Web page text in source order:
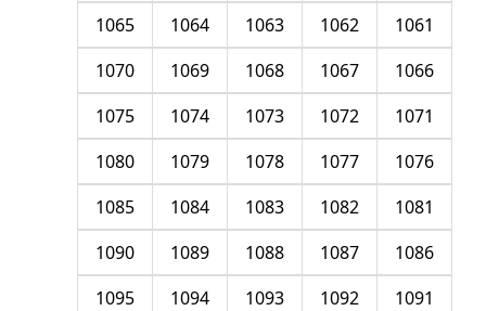
1061
1062
1063
1064
1065
1066
1067
1068
1069
1070
1071
1072
1073
1074
1075
1076
1077
1078
1079
1080
1081
1082
1083
1084
1085
1086
1087
1088
1089
1090
1091
1092
1093
1094
1095